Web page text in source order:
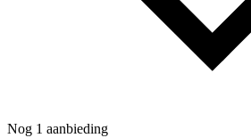
Nog 1 aanbieding